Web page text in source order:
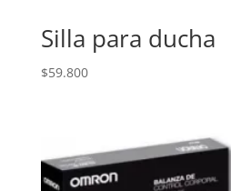
Silla para ducha
$59.800